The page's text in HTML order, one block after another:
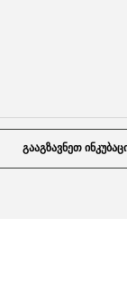
ᲒᲐᲐᲒᲖᲐᲕᲜᲔᲗ